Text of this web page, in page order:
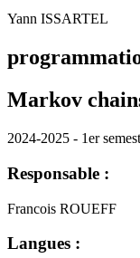
Yann ISSARTEL
Markov
2024-2025 - 1er
Responsable :
Francois ROUEFF
Langues :